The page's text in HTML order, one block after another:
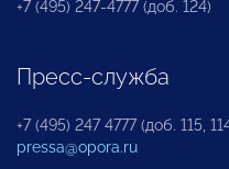
+7 (495) 247-4777 (доб. 124)
Пресс-служба
+7 (495) 247 4777 (доб. 115,
pressa@opora.ru